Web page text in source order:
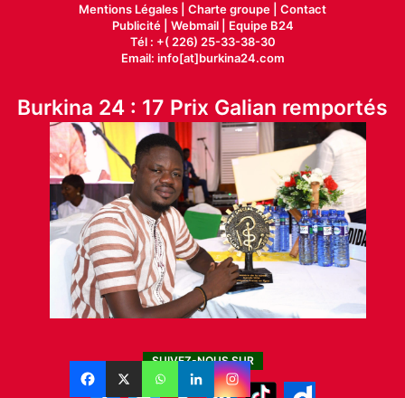
Mentions Légales | Charte groupe | Contact
Publicité| Webmail |
Equipe B24
Tél : +( 226) 25-33-38-30
Email: info[at]burkina24.com
Burkina 24 : 17 Prix Galian remportés
SUIVEZ-NOUS SUR